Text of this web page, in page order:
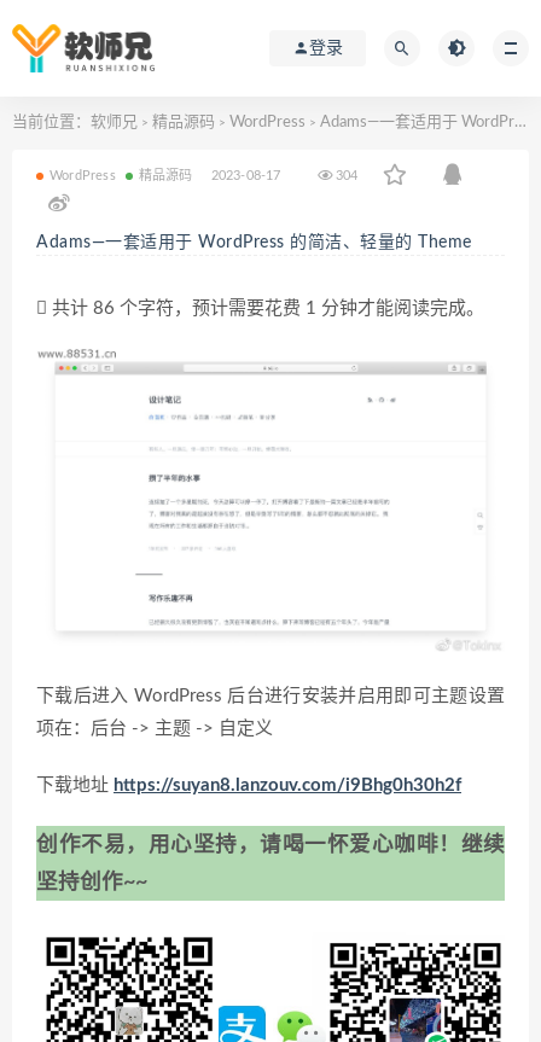
登录
当前位置： 软师兄 > 精品源码 > WordPress > Adams—一套适用于 WordPress 的简洁、轻量的 Theme
WordPress 精品源码 2023-08-17 304
Adams—一套适用于 WordPress 的简洁、轻量的 Theme
共计 86 个字符，预计需要花费 1 分钟才能阅读完成。
下载后进入 WordPress 后台进行安装并启用即可主题设置
项在：后台 -> 主题 -> 自定义
下载地址 https://suyan8.lanzouv.com/i9Bhg0h30h2f
创作不易，用心坚持，请喝一怀爱心咖啡！继续
坚持创作~~